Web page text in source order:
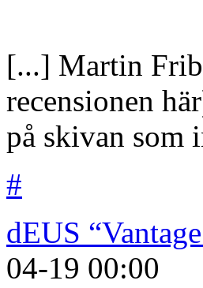
[...] Martin
recensionen
på skivan som
#
dEUS
04-19 00:00